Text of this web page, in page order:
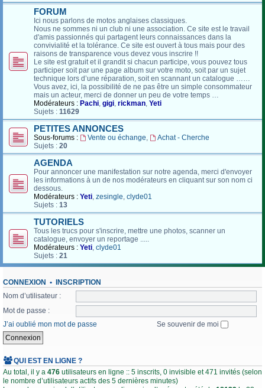
FORUM
Ici nous parlons de motos anglaises classiques.
Nous ne sommes ni un club ni une association. Ce site est le travail
d'amis passionnés qui partagent leurs connaissances dans la
convivialité et la tolérance. Ce site est ouvert à tous mais pour des
raisons de transparence vous devez vous inscrire !!
Le site est gratuit et il grandit si chacun participe, vous pouvez tous
participer soit par une page album sur votre moto, soit par un sujet
technique lors d’une réparation, soit en scannant un catalogue ……
Vous avez, ici, la possibilité de ne pas être un simple consommateur
mais un acteur, merci de donner un peu de votre temps …
Modérateurs : Pachi, gigi, rickman, Yeti
Sujets : 11629
PETITES ANNONCES
Sous-forums : Vente ou échange,
Achat - Cherche
Sujets : 20
AGENDA
Pour annoncer une manifestation sur notre agenda, merci d'envoyer
les informations à un de nos modérateurs en cliquant sur son nom ci
dessous.
Modérateurs : Yeti, zesingle, clyde01
Sujets : 13
TUTORIELS
Tous les trucs pour s'inscrire, mettre une photos, scanner un
catalogue, envoyer un reportage .....
Modérateurs : Yeti, clyde01
Sujets : 21
CONNEXION • INSCRIPTION
Nom d’utilisateur :
Mot de passe :
J’ai oublié mon mot de passe
Se souvenir de moi
QUI EST EN LIGNE ?
Au total, il y a 476 utilisateurs en ligne :: 5 inscrits, 0 invisible et 471 invités (selon
le nombre d’utilisateurs actifs des 5 dernières minutes)